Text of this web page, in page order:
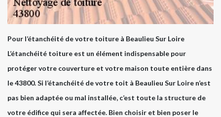
Pour l’étanchéité de votre toiture à Beaulieu Sur Loire
L’étanchéité toiture est un élément indispensable pour
protéger votre couverture et votre maison toute entière dans
le 43800. Si l’étanchéité de votre toit à Beaulieu Sur Loire n’est
pas bien adaptée ou mal installée, c’est toute la structure de
votre édifice qui sera affectée. Bien choisir et bien poser le